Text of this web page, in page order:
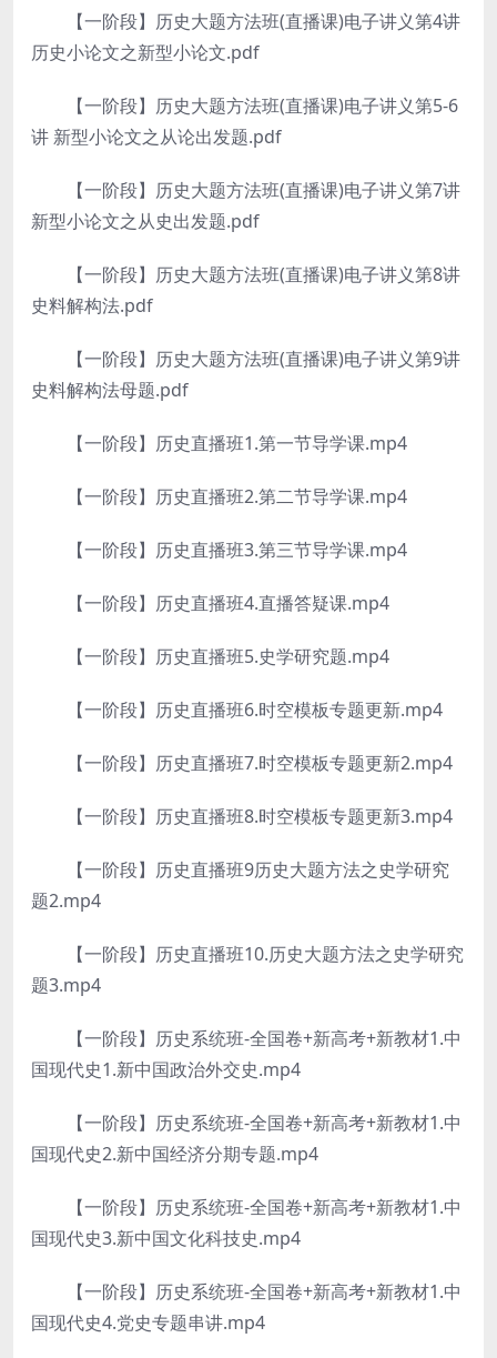
【一阶段】历史大题方法班(直播课)电子讲义第4讲
历史小论文之新型小论文.pdf
【一阶段】历史大题方法班(直播课)电子讲义第5-6
讲 新型小论文之从论出发题.pdf
【一阶段】历史大题方法班(直播课)电子讲义第7讲
新型小论文之从史出发题.pdf
【一阶段】历史大题方法班(直播课)电子讲义第8讲
史料解构法.pdf
【一阶段】历史大题方法班(直播课)电子讲义第9讲
史料解构法母题.pdf
【一阶段】历史直播班1.第一节导学课.mp4
【一阶段】历史直播班2.第二节导学课.mp4
【一阶段】历史直播班3.第三节导学课.mp4
【一阶段】历史直播班4.直播答疑课.mp4
【一阶段】历史直播班5.史学研究题.mp4
【一阶段】历史直播班6.时空模板专题更新.mp4
【一阶段】历史直播班7.时空模板专题更新2.mp4
【一阶段】历史直播班8.时空模板专题更新3.mp4
【一阶段】历史直播班9历史大题方法之史学研究
题2.mp4
【一阶段】历史直播班10.历史大题方法之史学研究
题3.mp4
【一阶段】历史系统班-全国卷+新高考+新教材1.中
国现代史1.新中国政治外交史.mp4
【一阶段】历史系统班-全国卷+新高考+新教材1.中
国现代史2.新中国经济分期专题.mp4
【一阶段】历史系统班-全国卷+新高考+新教材1.中
国现代史3.新中国文化科技史.mp4
【一阶段】历史系统班-全国卷+新高考+新教材1.中
国现代史4.党史专题串讲.mp4